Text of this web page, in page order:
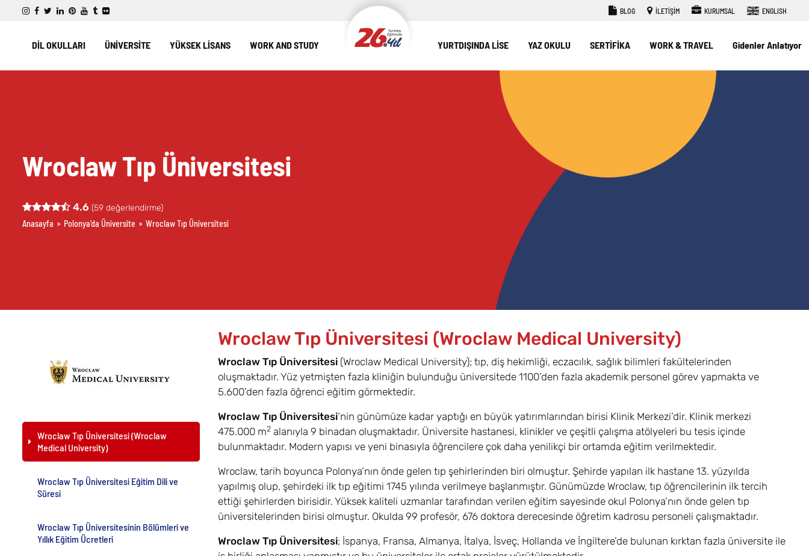
BLOG İLETİŞİM KURUMSAL ENGLISH
DİL OKULLARI ÜNİVERSİTE YÜKSEK LİSANS WORK AND STUDY YURTDIŞINDA LİSE YAZ OKULU SERTİFİKA WORK & TRAVEL Gidenler Anlatıyor
Wroclaw Tıp Üniversitesi
4.6 (59 değerlendirme)
Anasayfa » Polonya’da Üniversite » Wroclaw Tıp Üniversitesi
Wroclaw Tıp Üniversitesi (Wroclaw
Medical University)
Wroclaw Tıp Üniversitesi Eğitim Dili ve
Süresi
Wroclaw Tıp Üniversitesinin Bölümleri ve
Yıllık Eğitim Ücretleri
Wroclaw Tıp Üniversitesi (Wroclaw Medical University)
Wroclaw Tıp Üniversitesi (Wroclaw Medical University); tıp, diş hekimliği, eczacılık, sağlık bilimleri fakültelerinden
oluşmaktadır. Yüz yetmişten fazla kliniğin bulunduğu üniversitede 1100’den fazla akademik personel görev yapmakta ve
5.600’den fazla öğrenci eğitim görmektedir.
Wroclaw Tıp Üniversitesi‘nin günümüze kadar yaptığı en büyük yatırımlarından birisi Klinik Merkezi’dir. Klinik merkezi
475.000 m2 alanıyla 9 binadan oluşmaktadır. Üniversite hastanesi, klinikler ve çeşitli çalışma atölyeleri bu tesis içinde
bulunmaktadır. Modern yapısı ve yeni binasıyla öğrencilere çok daha yenilikçi bir ortamda eğitim verilmektedir.
Wroclaw, tarih boyunca Polonya’nın önde gelen tıp şehirlerinden biri olmuştur. Şehirde yapılan ilk hastane 13. yüzyılda
yapılmış olup, şehirdeki ilk tıp eğitimi 1745 yılında verilmeye başlanmıştır. Günümüzde Wroclaw, tıp öğrencilerinin ilk tercih
ettiği şehirlerden birisidir. Yüksek kaliteli uzmanlar tarafından verilen eğitim sayesinde okul Polonya’nın önde gelen tıp
üniversitelerinden birisi olmuştur. Okulda 99 profesör, 676 doktora derecesinde öğretim kadrosu personeli çalışmaktadır.
Wroclaw Tıp Üniversitesi; İspanya, Fransa, Almanya, İtalya, İsveç, Hollanda ve İngiltere’de bulunan kırktan fazla üniversite ile